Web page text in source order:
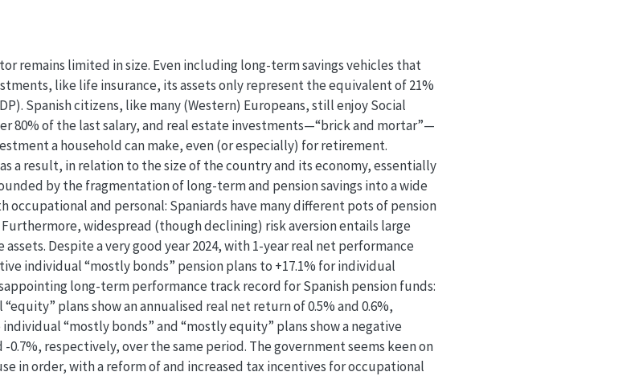
remains limited in size. Even including long-term savings vehicles that
like life insurance, its assets only represent the equivalent of 21%
Spanish citizens, like many (Western) Europeans, still enjoy Social
80% of the last salary, and real estate investments—“brick and mortar”—
a household can make, even (or especially) for retirement.
a result, in relation to the size of the country and its economy, essentially
by the fragmentation of long-term and pension savings into a wide
occupational and personal: Spaniards have many different pots of pension
widespread (though declining) risk aversion entails large
Despite a very good year 2024, with 1-year real net performance
individual “mostly bonds” pension plans to +17.1% for individual
long-term performance track record for Spanish pension funds:
plans show an annualised real net return of 0.5% and 0.6%,
“mostly bonds” and “mostly equity” plans show a negative
respectively, over the same period. The government seems keen on
in order, with a reform of and increased tax incentives for occupational